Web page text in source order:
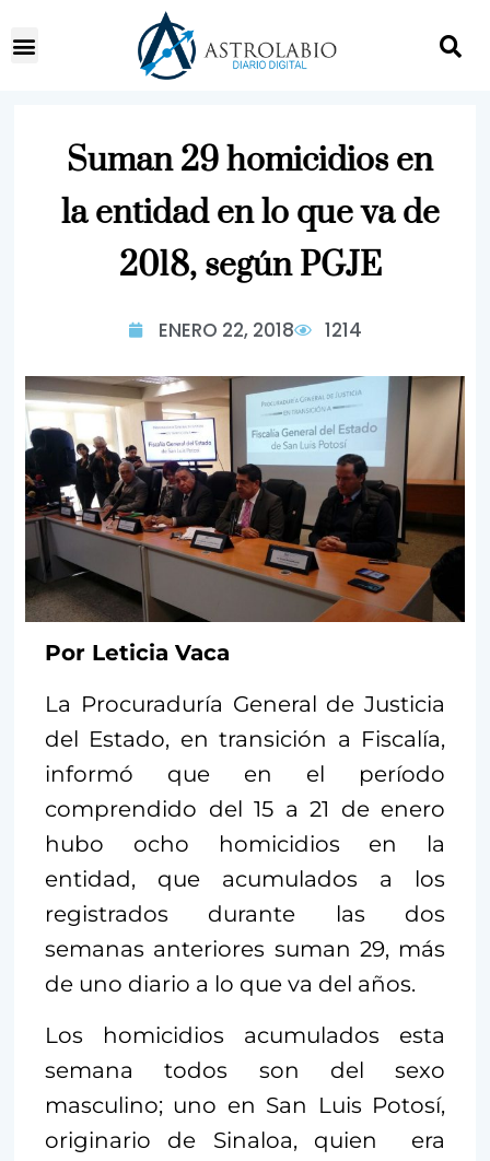
Suman 29 homicidios en
la entidad en lo que va de
2018, según PGJE
ENERO 22, 2018 1214
Por Leticia Vaca
La Procuraduría General de Justicia
del Estado, en transición a Fiscalía,
informó que en el período
comprendido del 15 a 21 de enero
hubo ocho homicidios en la
entidad, que acumulados a los
registrados durante las dos
semanas anteriores suman 29, más
de uno diario a lo que va del años.
Los homicidios acumulados esta
semana todos son del sexo
masculino; uno en San Luis Potosí,
originario de Sinaloa, quien era